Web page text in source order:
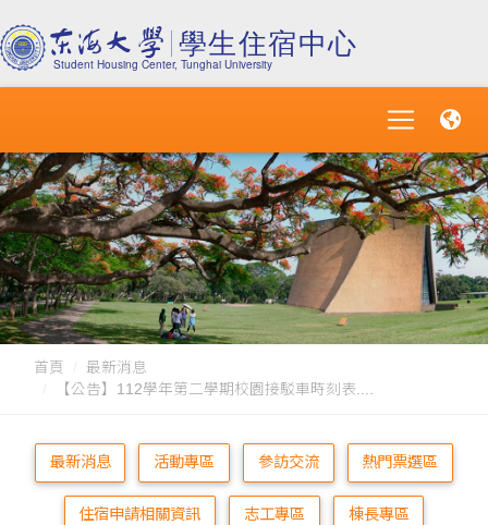
首頁
最新消息
【公告】112學年第二學期校園接駁車時刻表....
最新消息 活動專區 參訪交流 熱門票選區
住宿申請相關資訊 志工專區 棟長專區